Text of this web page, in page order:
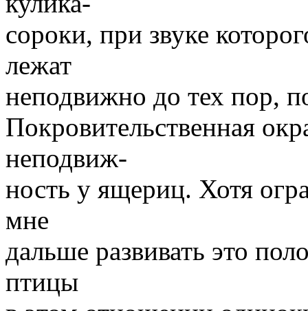
сороки, при звуке
лежат
неподвижно до тех пор,
Покровительственная
неподвиж-
ность у ящериц. Хотя
мне
дальше развивать это
птицы